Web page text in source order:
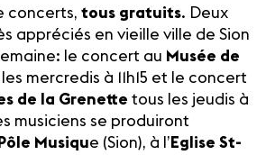
concerts, tous gratuits. Deux
appréciés en vieille ville de Sion
le concert au Musée de
mercredis à 11h15 et le concert
de la Grenette tous les jeudis à
musiciens se produiront
Pôle Musique (Sion), à l’ Eglise St-